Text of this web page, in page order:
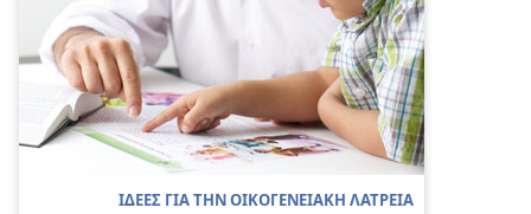
ΙΔΕΕΣ ΓΙΑ ΤΗΝ ΟΙΚΟΓΕΝΕΙΑΚΗ ΛΑΤΡΕΙΑ